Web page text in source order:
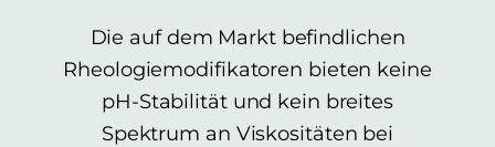
Die auf dem Markt befindlichen
Rheologiemodifikatoren bieten keine
pH-Stabilität und kein breites
Spektrum an Viskositäten bei